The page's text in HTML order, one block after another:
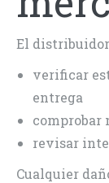
El distribuidor
verificar
entrega
comprobar
revisar
Cualquier